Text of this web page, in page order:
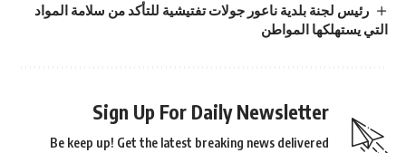
رئيس لجنة بلدية ناعور جولات تفتيشية للتأكد من سلامة المواد
التي يستهلكها المواطن
Sign Up For Daily Newsletter
Be keep up! Get the latest breaking news delivered